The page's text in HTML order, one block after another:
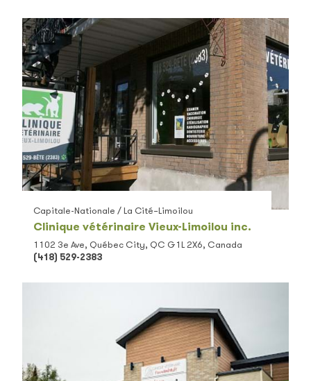
Clinique vétérinaire Vieux-Limoilou inc.
Capitale-Nationale / La Cité–Limoilou
1102 3e Ave, Québec City, QC G1L 2X6, Canada
(418) 529-2383